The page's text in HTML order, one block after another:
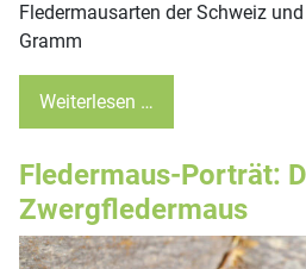
Fledermausarten der Schweiz
Gramm
Weiterlesen …
Fledermaus-Porträt:
Zwergfledermaus